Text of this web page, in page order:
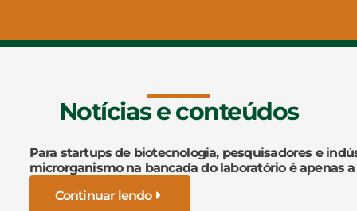
Notícias e conteúdos
Para startups de biotecnologia, pesquisadores e
microrganismo na bancada do laboratório é apenas
Continuar lendo